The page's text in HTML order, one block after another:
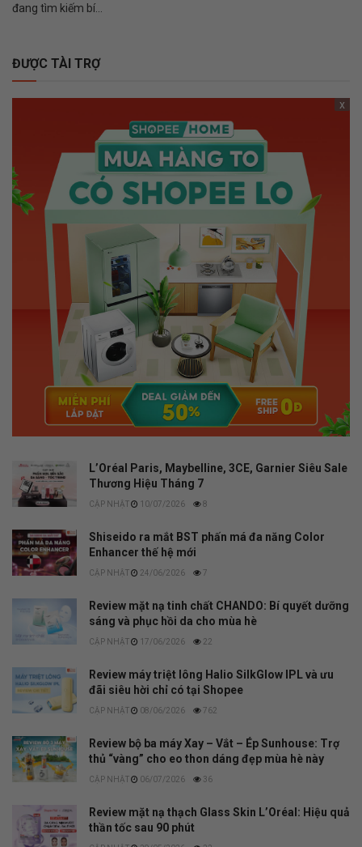
đang tìm kiếm bí...
ĐƯỢC TÀI TRỢ
x
L’Oréal Paris, Maybelline, 3CE, Garnier Siêu Sale
Thương Hiệu Tháng 7
10/07/2026 8
Shiseido ra mắt BST phấn má đa năng Color
Enhancer thế hệ mới
24/06/2026 7
Review mặt nạ tinh chất CHANDO: Bí quyết dưỡng
sáng và phục hồi da cho mùa hè
17/06/2026 22
Review máy triệt lông Halio SilkGlow IPL và ưu
đãi siêu hời chỉ có tại Shopee
08/06/2026 762
Review bộ ba máy Xay – Vắt – Ép Sunhouse: Trợ
thủ “vàng” cho eo thon dáng đẹp mùa hè này
06/07/2026 36
Review mặt nạ thạch Glass Skin L’Oréal: Hiệu quả
thần tốc sau 90 phút